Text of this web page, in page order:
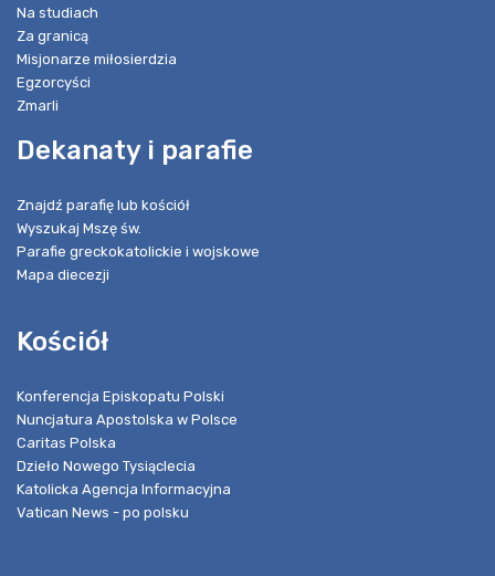
Na studiach
Za granicą
Misjonarze miłosierdzia
Egzorcyści
Zmarli
Dekanaty i parafie
Znajdź parafię lub kościół
Wyszukaj Mszę św.
Parafie greckokatolickie i wojskowe
Mapa diecezji
Kościół
Konferencja Episkopatu Polski
Nuncjatura Apostolska w Polsce
Caritas Polska
Dzieło Nowego Tysiąclecia
Katolicka Agencja Informacyjna
Vatican News - po polsku